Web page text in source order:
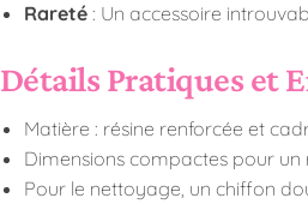
Rareté: Un accessoire
Détails Pratiques et
Matière : résine renforcée et
Dimensions compactes pour
Pour le nettoyage, un chiffon